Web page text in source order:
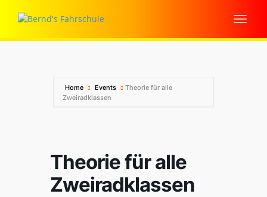
Home Events
Theorie für alle
Zweiradklassen
Theorie für alle
Zweiradklassen